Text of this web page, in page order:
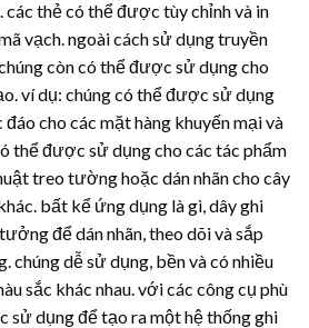
các thẻ có thể được tùy chỉnh và in
vạch. ngoài cách sử dụng truyền
còn có thể được sử dụng cho
ví dụ: chúng có thể được sử dụng
đáo cho các mặt hàng khuyến mại và
thể được sử dụng cho các tác phẩm
treo tường hoặc dán nhãn cho cây
bất kể ứng dụng là gì, dây ghi
để dán nhãn, theo dõi và sắp
chúng dễ sử dụng, bền và có nhiều
sắc khác nhau. với các công cụ phù
sử dụng để tạo ra một hệ thống ghi